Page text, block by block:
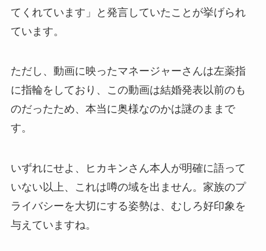
てくれています」と発言していたことが挙げられ
ています。
ただし、動画に映ったマネージャーさんは左薬指
に指輪をしており、この動画は結婚発表以前のも
のだったため、本当に奥様なのかは謎のままで
す。
いずれにせよ、ヒカキンさん本人が明確に語って
いない以上、これは噂の域を出ません。家族のプ
ライバシーを大切にする姿勢は、むしろ好印象を
与えていますね。